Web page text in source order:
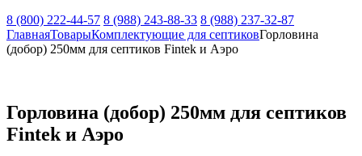
8 (800) 222-44-57 8 (988) 243-88-33 8 (988) 237-32-87
ГлавнаяТоварыКомплектующие для септиковГорловина
(добор) 250мм для септиков Fintek и Аэро
Горловина (добор) 250мм для септиков
Fintek и Аэро